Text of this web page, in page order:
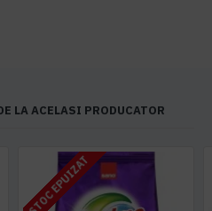
LA ACELASI PRODUCATOR
STOC EPUIZAT